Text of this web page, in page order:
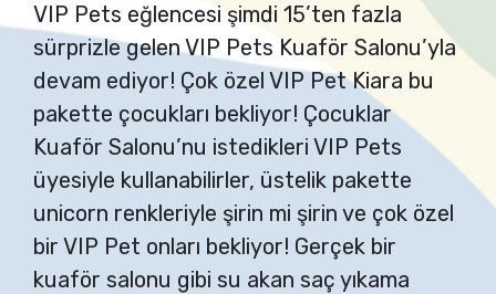
VIP Pets eğlencesi şimdi 15’ten fazla
sürprizle gelen VIP Pets Kuaför Salonu’yla
devam ediyor! Çok özel VIP Pet Kiara bu
pakette çocukları bekliyor! Çocuklar
Kuaför Salonu’nu istedikleri VIP Pets
üyesiyle kullanabilirler, üstelik pakette
unicorn renkleriyle şirin mi şirin ve çok özel
bir VIP Pet onları bekliyor! Gerçek bir
kuaför salonu gibi su akan saç yıkama